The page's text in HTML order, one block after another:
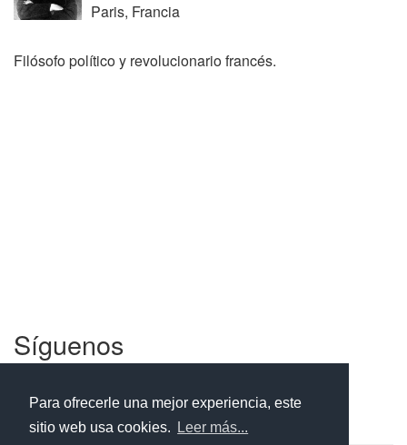
Para ofrecerle una mejor experiencia, este
sitio web usa cookies.
Leer más...
Paris, Francia
Filósofo político y revolucionario francés.
Síguenos